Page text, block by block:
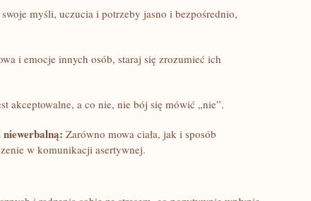
myśli, uczucia i potrzeby jasno i⁢ bezpośrednio,
i⁤ emocje innych osób, staraj się ​zrozumieć ich
akceptowalne, a co nie, ‌nie bój się mówić „nie”.
Zarówno mowa ciała, jak i sposób
w komunikacji asertywnej.